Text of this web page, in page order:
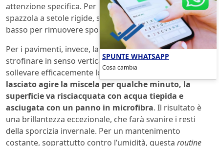
attenzione specifica. Per le ringhiere, si utilizza una
spazzola a setole rigide, strofinando dall’alto verso il
basso per rimuovere sporco e ossidazione.
Per i pavimenti, invece, la tecnica suggerisce di
strofinare in senso verticale, e non orizzontale, per
sollevare efficacemente lo sporco annidato.
lasciato agire la miscela per qualche minuto, la
superficie va risciacquata con acqua tiepida e
asciugata con un panno in microfibra. Il risultato è
una brillantezza eccezionale, che farà svanire i resti
della sporcizia invernale. Per un mantenimento
costante, soprattutto contro l’umidità, questa routine
SPUNTE WHATSAPP
Cosa cambia